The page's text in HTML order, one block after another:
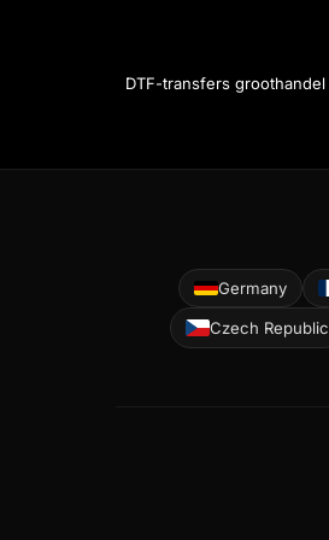
DTF-transfers groothandel
Germany
Czech Republic